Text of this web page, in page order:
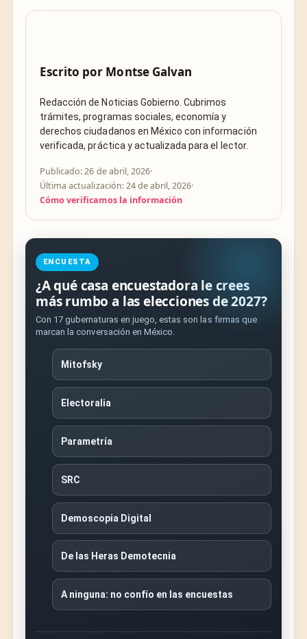
Escrito por Montse Galvan
Redacción de Noticias Gobierno. Cubrimos
trámites, programas sociales, economía y
derechos ciudadanos en México con información
verificada, práctica y actualizada para el lector.
Publicado: 26 de abril, 2026·
Última actualización: 24 de abril, 2026·
Cómo verificamos la información
ENCUESTA
¿A qué casa encuestadora le crees
más rumbo a las elecciones de 2027?
Con 17 gubernaturas en juego, estas son las firmas que
marcan la conversación en México.
Mitofsky
Electoralia
Parametría
SRC
Demoscopia Digital
De las Heras Demotecnia
A ninguna: no confío en las encuestas